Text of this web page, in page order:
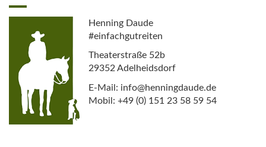
Henning Daude
#einfachgutreiten
Theaterstraße 52b
29352 Adelheidsdorf
E-Mail: info@henningdaude.de
Mobil: +49 (0) 151 23 58 59 54